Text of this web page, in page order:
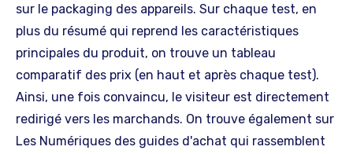
sur le packaging des appareils. Sur chaque test, en
plus du résumé qui reprend les caractéristiques
principales du produit, on trouve un tableau
comparatif des prix (en haut et après chaque test).
Ainsi, une fois convaincu, le visiteur est directement
redirigé vers les marchands. On trouve également sur
Les Numériques des guides d'achat qui rassemblent